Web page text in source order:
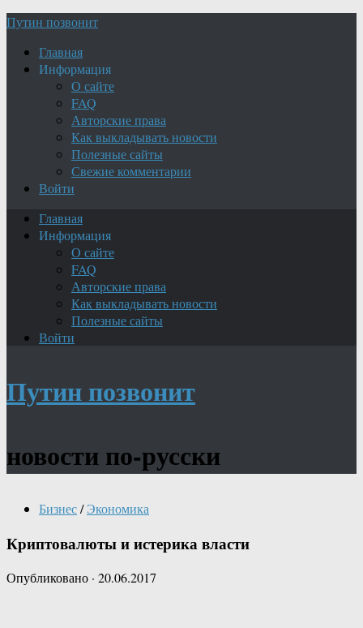
Путин позвонит
Главная
Информация
О сайте
FAQ
Авторские права
Как выкладывать новости
Полезные сайты
Свежие комментарии
Войти
Главная
Информация
О сайте
FAQ
Авторские права
Как выкладывать новости
Полезные сайты
Войти
Путин позвонит
новости по-русски
Бизнес/ Экономика
Криптовалюты и истерика власти
Опубликовано · 20.06.2017